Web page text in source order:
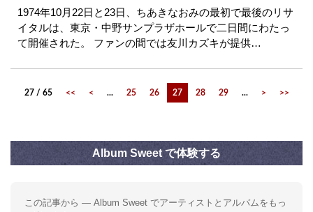
1974年10月22日と23日、ちあきなおみの最初で最後のリサ
イタルは、東京・中野サンプラザホールで二日間にわたっ
て開催された。 ファンの間では友川カズキが提供…
27 / 65 << < ... 25 26 27 28 29 ... > >>
Album Sweet で体験する
この記事から — Album Sweet でアーティストとアルバムをもっ